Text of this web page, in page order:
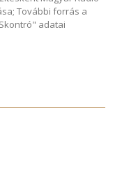
További forrás a
adatai